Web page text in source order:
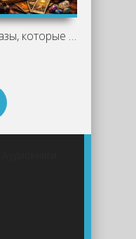
Фразы, которые нельзя говорить знакам